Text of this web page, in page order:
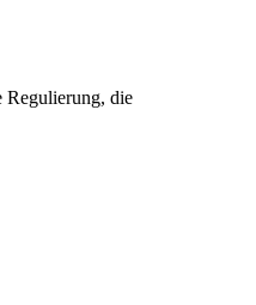
Regulierung, die